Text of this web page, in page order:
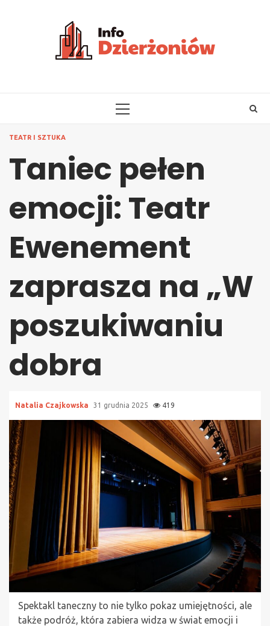
PRIMARY
TEATR I SZTUKA
Taniec pełen
emocji: Teatr
Ewenement
zaprasza na „W
poszukiwaniu
dobra
Natalia Czajkowska 31 grudnia 2025 419
Spektakl taneczny to nie tylko pokaz umiejętności, ale
także podróż, która zabiera widza w świat emocji i